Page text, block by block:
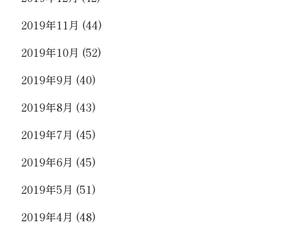
2019年11月 (44)
2019年10月 (52)
2019年9月 (40)
2019年8月 (43)
2019年7月 (45)
2019年6月 (45)
2019年5月 (51)
2019年4月 (48)